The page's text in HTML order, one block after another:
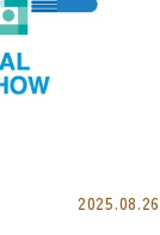
2025.08.26